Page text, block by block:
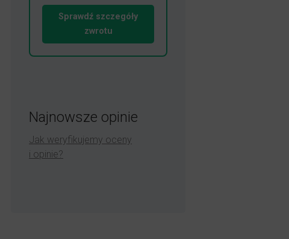
Sprawdź szczegóły
zwrotu
Najnowsze opinie
Jak weryfikujemy oceny
i opinie?